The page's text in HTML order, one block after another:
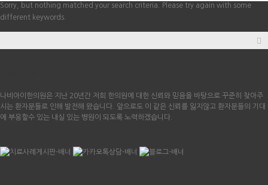
Sorry, but nothing matched your search criteria. Please try again with some
different keywords.
나비아이한의원은 지난 20년간 저희 한의원에 대한 신뢰와 믿음을 바탕으로 꾸준히 찾아주
시는 환자분들로 인해 발전해 왔습니다. 앞으로도 이 같은 신뢰를 잃지않고 환자분들의 기대
에 부응할수 있는 내실 있는 병원이 되도록 노력하겠습니다.